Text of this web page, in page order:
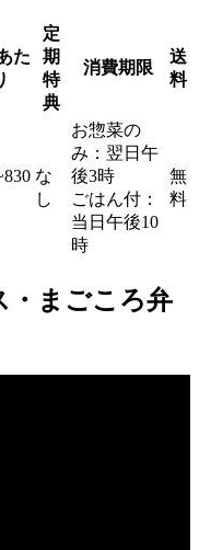
た
定
期
特
典
消費期限
送
料
な
し
お惣菜の
み：翌日午
後3時
ごはん付：
当日午後10
時
無
料
・まごころ弁